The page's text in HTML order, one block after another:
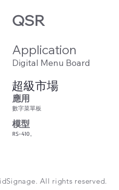
QSR
Application
Digital Menu Board
超級市場
應用
數字菜單板
模型
RS-410。
All rights reserved.